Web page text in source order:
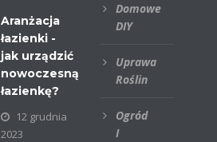
Aranżacja
łazienki -
jak urządzić
nowoczesną
łazienkę?
12 grudnia
2023
Domowe
DIY
Uprawa
Roślin
Ogród
I